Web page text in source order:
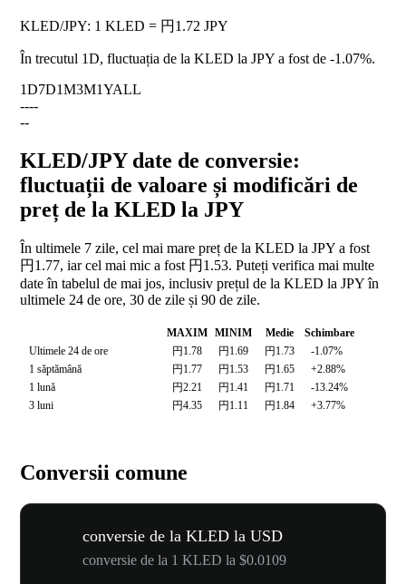
KLED/JPY: 1 KLED = 円1.72 JPY
În trecutul 1D, fluctuația de la KLED la JPY a fost de -1.07%.
1D7D1M3M1YALL
----
--
KLED/JPY date de conversie:
fluctuații de valoare și modificări de
preț de la KLED la JPY
În ultimele 7 zile, cel mai mare preț de la KLED la JPY a fost
円1.77, iar cel mai mic a fost 円1.53. Puteți verifica mai multe
date în tabelul de mai jos, inclusiv prețul de la KLED la JPY în
ultimele 24 de ore, 30 de zile și 90 de zile.
MAXIM MINIM Medie
Schimbare
Ultimele 24 de ore
円1.78 円1.69 円1.73
-1.07%
1 săptămână
円1.77 円1.53 円1.65
+2.88%
1 lună
円2.21 円1.41 円1.71
-13.24%
3 luni
円4.35 円1.11 円1.84 +3.77%
Conversii comune
conversie de la KLED la USD
conversie de la 1 KLED la $0.0109